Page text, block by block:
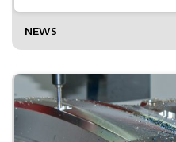
NEWS